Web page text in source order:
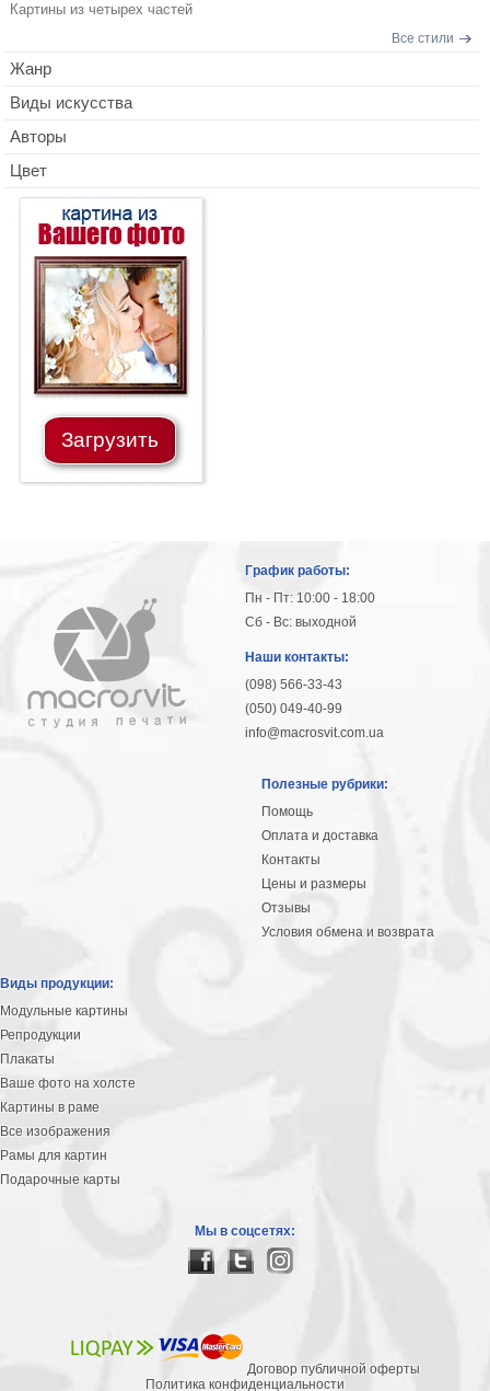
Картины из четырех частей
Все стили
Жанр
Виды искусства
Авторы
Цвет
Загрузить
График работы:
Пн - Пт: 10:00 - 18:00
Сб - Вс: выходной
Наши контакты:
(098) 566-33-43
(050) 049-40-99
info@macrosvit.com.ua
Полезные рубрики:
Помощь
Оплата и доставка
Контакты
Цены и размеры
Отзывы
Условия обмена и возврата
Виды продукции:
Модульные картины
Репродукции
Плакаты
Ваше фото на холсте
Картины в раме
Все изображения
Рамы для картин
Подарочные карты
Мы в соцсетях:
Договор публичной оферты
Политика конфиденциальности